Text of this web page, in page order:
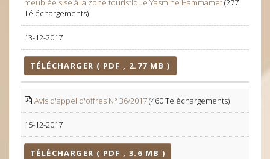
meublée sise à la zone touristique Yasmine Hammamet(277
Téléchargements)
13-12-2017
TÉLÉCHARGER ( PDF , 2.77 MB )
Avis d'appel d'offres N° 36/2017(460 Téléchargements)
15-12-2017
TÉLÉCHARGER ( PDF , 3.6 MB )